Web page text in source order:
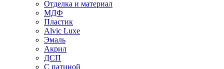
Отделка и материал
МДФ
Пластик
Alvic Luxe
Эмаль
Акрил
ДСП
С патиной